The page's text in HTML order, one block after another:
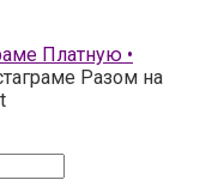
Платную •
Разом на